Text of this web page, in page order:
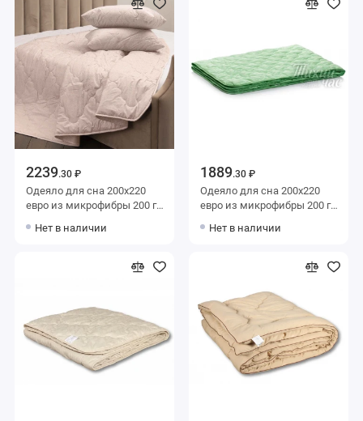
2239.30 ₽
Одеяло для сна 200х220
евро из микрофибры 200 г/
силиконизированное
Нет в наличии
1889.30 ₽
Одеяло для сна 200х220
евро из микрофибры 200 г/
силиконизированное
Нет в наличии